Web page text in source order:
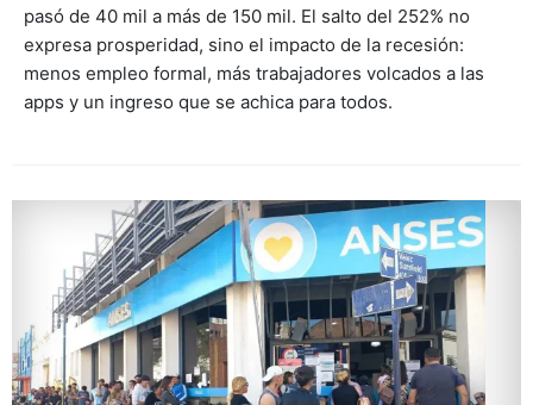
pasó de 40 mil a más de 150 mil. El salto del 252% no
expresa prosperidad, sino el impacto de la recesión:
menos empleo formal, más trabajadores volcados a las
apps y un ingreso que se achica para todos.